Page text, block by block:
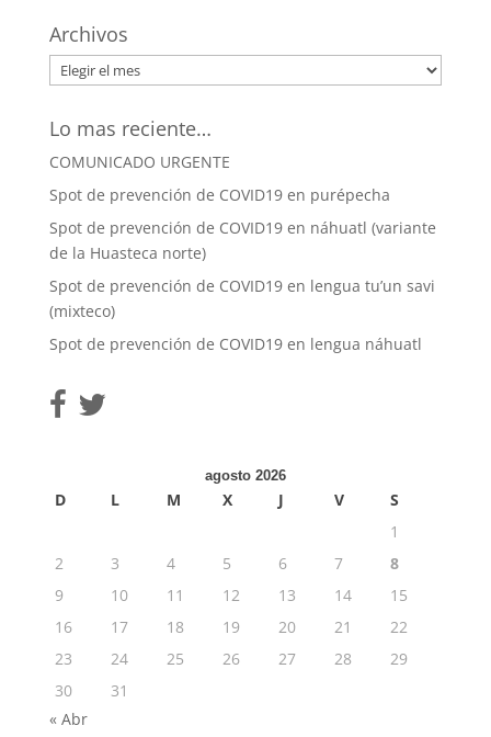
Archivos
Archivos
Lo mas reciente…
COMUNICADO URGENTE
Spot de prevención de COVID19 en purépecha
Spot de prevención de COVID19 en náhuatl (variante
de la Huasteca norte)
Spot de prevención de COVID19 en lengua tu’un savi
(mixteco)
Spot de prevención de COVID19 en lengua náhuatl
agosto 2026
D L M X J V
S
1
2
3 4 5 6 7
8
9
10 11 12 13 14
15
16
17 18 19 20 21
22
23
24 25 26 27 28
29
30
31
« Abr